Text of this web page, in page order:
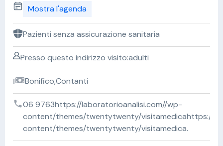
Mostra l'agenda
Pazienti senza assicurazione sanitaria
Presso questo indirizzo visito:adulti
Bonifico,Contanti
06 9763https://laboratorioanalisi.com//wp-
content/themes/twentytwenty/visitamedicahttps://
content/themes/twentytwenty/visitamedica.